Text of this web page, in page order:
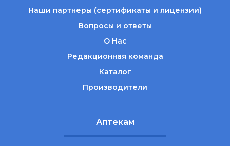
Наши партнеры (сертификаты и лицензии)
Вопросы и ответы
О Нас
Редакционная команда
Каталог
Производители
Аптекам